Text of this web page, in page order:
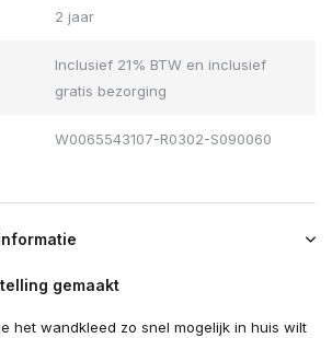
2 jaar
Inclusief 21% BTW en inclusief
gratis bezorging
W0065543107-R0302-S090060
gemaakt
het wandkleed zo snel mogelijk in huis wilt